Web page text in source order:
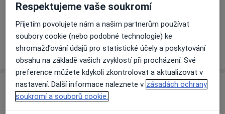
Na teto adrese lékař přijímá pacienty na pojišťovnu
Detaily
Víceo adrese
Názory
Respektujeme vaše soukromí
Přijetím povolujete nám a našim partnerům používat
soubory cookie (nebo podobné technologie) ke
shromažďování údajů pro statistické účely a poskytování
obsahu na základě vašich zvyklostí při procházení. Své
preference můžete kdykoli zkontrolovat a aktualizovat v
nastavení. Další informace naleznete v zásadách ochrany
soukromí a souborů cookie.